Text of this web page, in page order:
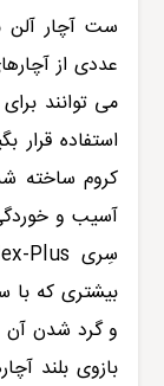
ست آچار آلن
می توانند برای
استفاده قرار
کروم ساخته
آسیب و
بیشتری که با
و گرد شدن آن
بازوی بلند